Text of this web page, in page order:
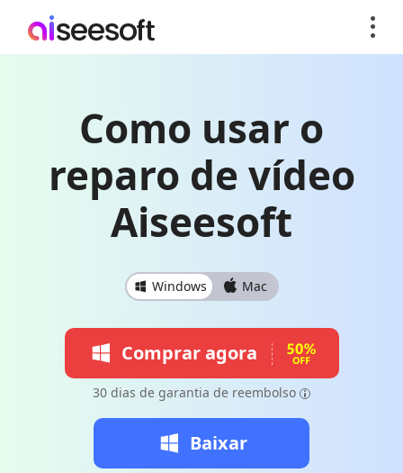
Como usar o
reparo de vídeo
Aiseesoft
Windows Mac
Comprar agora
30 dias de garantia de reembolso
Baixar